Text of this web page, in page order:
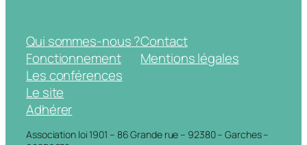
Qui sommes-nous ?
Fonctionnement
Les conférences
Le site
Adhérer
Contact
Mentions légales
Association loi 1901 – 86 Grande rue – 92380 – Garches –